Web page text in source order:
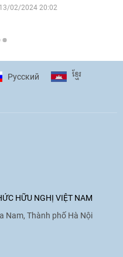
đổi khí hậu
ưu tiên hàng đầu cho
Nam
nghiệp Hoa Kỳ hỗ trợ
định danh tính người mất
13/02/2024 20:02
Pусский ខ្មែរ
HỮU NGHỊ VIỆT NAM
Nam, Thành phố Hà Nội